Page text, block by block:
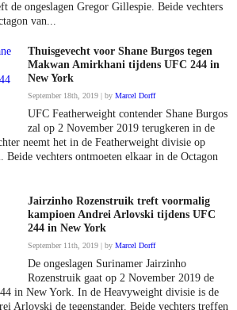
de ongeslagen Gregor Gillespie. Beide vechters
van...
Thuisgevecht voor Shane Burgos tegen
Makwan Amirkhani tijdens UFC 244 in
New York
September 18th, 2019 | byMarcel Dorff
UFC Featherweight contender Shane Burgos
zal op 2 November 2019 terugkeren in de
neemt het in de Featherweight divisie op
vechters ontmoeten elkaar in de Octagon
Jairzinho Rozenstruik treft voormalig
kampioen Andrei Arlovski tijdens UFC
244 in New York
September 11th, 2019 | byMarcel Dorff
De ongeslagen Surinamer Jairzinho
Rozenstruik gaat op 2 November 2019 de
in New York. In de Heavyweight divisie is de
Arlovski de tegenstander. Beide vechters treffen